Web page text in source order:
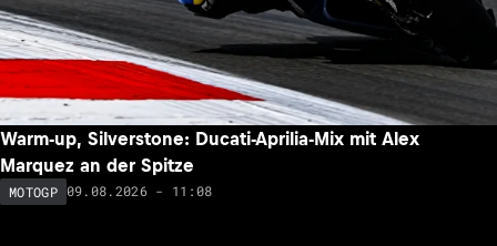
Warm-up, Silverstone: Ducati-Aprilia-Mix mit Alex
Marquez an der Spitze
MOTOGP 09.08.2026 - 11:08